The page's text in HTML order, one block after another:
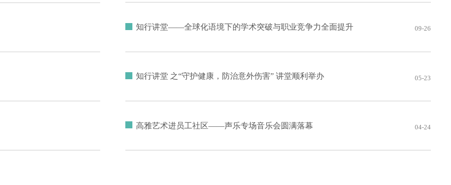
知行讲堂——全球化语境下的学术突破与职业竞争力全面提升 09-26
知行讲堂 之“守护健康，防治意外伤害” 讲堂顺利举办 05-23
高雅艺术进员工社区——声乐专场音乐会圆满落幕 04-24